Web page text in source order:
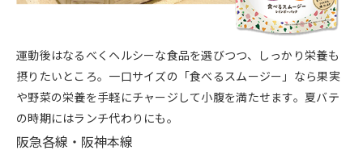
運動後はなるべくヘルシーな食品を選びつつ、しっかり栄養も
摂りたいところ。一口サイズの「食べるスムージー」なら果実
や野菜の栄養を手軽にチャージして小腹を満たせます。夏バテ
の時期にはランチ代わりにも。
阪急各線・阪神本線